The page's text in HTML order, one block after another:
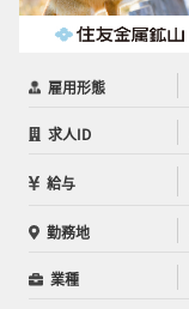
雇用形態
求人ID
給与
勤務地
業種